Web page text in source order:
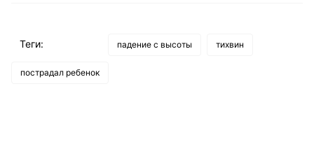
Теги: падение с высоты тихвин
пострадал ребенок